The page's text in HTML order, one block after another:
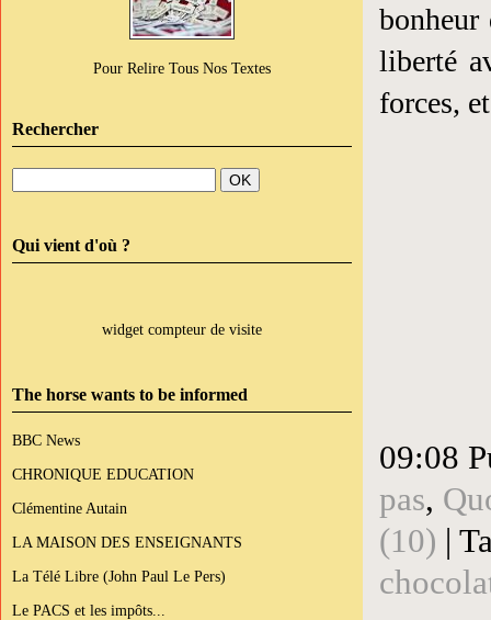
Pour Relire Tous Nos Textes
Rechercher
Qui vient d'où ?
widget compteur de visite
The horse wants to be informed
BBC News
CHRONIQUE EDUCATION
Clémentine Autain
LA MAISON DES ENSEIGNANTS
La Télé Libre (John Paul Le Pers)
Le PACS et les impôts...
bonheur
liberté
forces,
09:08
pas,
(10) |